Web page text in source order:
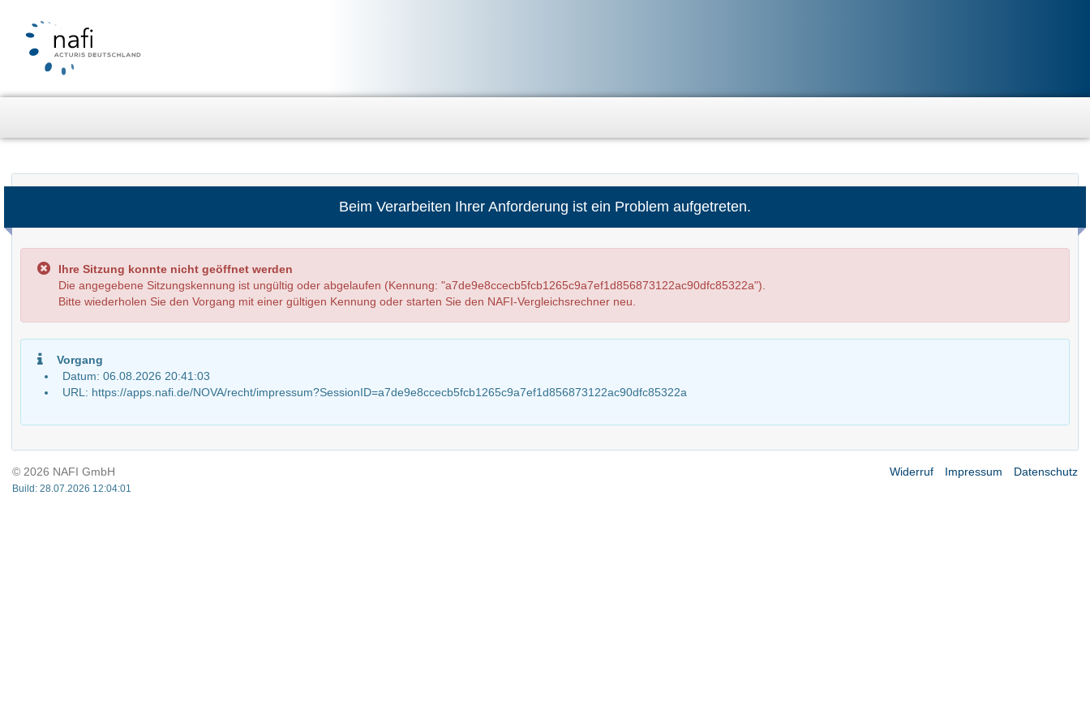
Beim Verarbeiten Ihrer Anforderung ist ein Problem aufgetreten.
Ihre Sitzung konnte nicht geöffnet werden
Die angegebene Sitzungskennung ist ungültig oder abgelaufen (Kennung: "a7de9e8ccecb5fcb1265c9a7ef1d856873122ac90dfc85322a").
Bitte wiederholen Sie den Vorgang mit einer gültigen Kennung oder starten Sie den NAFI-Vergleichsrechner neu.
Vorgang
Datum: 06.08.2026 20:41:03
URL: https://apps.nafi.de/NOVA/recht/impressum?SessionID=a7de9e8ccecb5fcb1265c9a7ef1d856873122ac90dfc85322a
© 2026 NAFI GmbH
Build: 28.07.2026 12:04:01
Widerruf Impressum Datenschutz